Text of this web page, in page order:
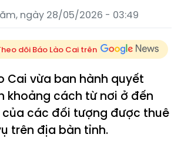
ngày 28/05/2026 - 03:49
dõi Báo Lào Cai trên
Cai vừa ban hành quyết
khoảng cách từ nơi ở đến
các đối tượng được thuê
trên địa bàn tỉnh.